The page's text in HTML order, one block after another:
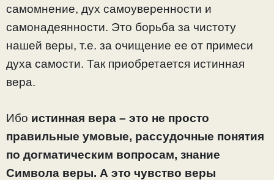
самомнение, дух самоуверенности и
самонадеянности. Это борьба за чистоту
нашей веры, т.е. за очищение ее от примеси
духа самости. Так приобретается истинная
вера.
Ибо истинная вера – это не просто
правильные умовые, рассудочные понятия
по догматическим вопросам, знание
Символа веры. А это чувство веры